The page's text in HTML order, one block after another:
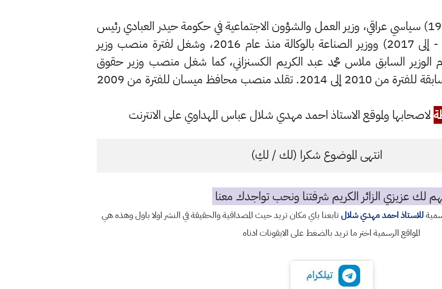
(بغداد 1970) سياسي عراقي، وزير العمل والشؤون الاجتماعية في حكومة حيدر العبادي رئيس
الوزراء العراقي السابق (2014 - إلى 2017) ووزير الصناعة بالوكالة منذ عام 2016، وشغل لفترة منصب وزير
الوزير السابق ملاس محمد عبد الكريم الكسنزاني، كما شغل منصب وزير حقوق
الإنسان العراقي في الحكومة السابقة للفترة من 2010 إلى 2014. تقلد منصب محافظ ميسان للفترة من 2009
لاصحابها ولموقع الاستاذ احمد مهدي شلال عباس المهداوي على الانترنت
انتهى الموضوع شكرا (لك / لكِ)
لك عزيزي الزائر الكريم شرفتنا ونحب تواجدك معنا
للاستاذ احمد مهدي شلالتابعنا باي مكان تريد حيث المصداقية والحقيقة في النشر اولا باول وهذه هي
المواقع الرسمية اختر ما تريد بالضغط على الايقونات ادناه